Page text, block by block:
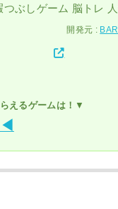
ぶしゲーム 脳トレ
開発元 :
えるゲームは！ ▼